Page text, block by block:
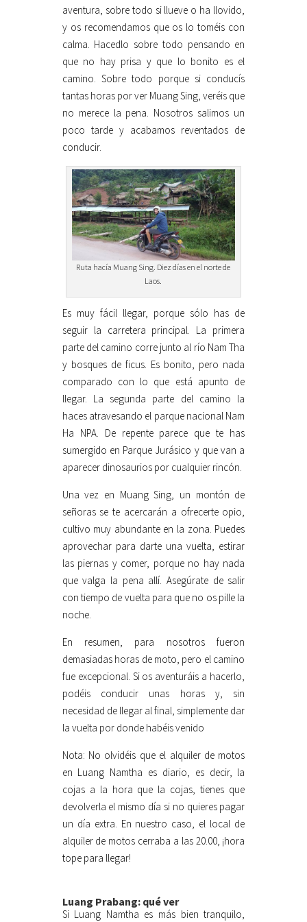
aventura, sobre todo si llueve o ha llovido,
y os recomendamos que os lo toméis con
calma. Hacedlo sobre todo pensando en
que no hay prisa y que lo bonito es el
camino. Sobre todo porque si conducís
tantas horas por ver Muang Sing, veréis que
no merece la pena. Nosotros salimos un
poco tarde y acabamos reventados de
conducir.
Ruta hacía Muang Sing. Diez días en el norte de
Laos.
Es muy fácil llegar, porque sólo has de
seguir la carretera principal. La primera
parte del camino corre junto al río Nam Tha
y bosques de ficus. Es bonito, pero nada
comparado con lo que está apunto de
llegar. La segunda parte del camino la
haces atravesando el parque nacional Nam
Ha NPA. De repente parece que te has
sumergido en Parque Jurásico y que van a
aparecer dinosaurios por cualquier rincón.
Una vez en Muang Sing, un montón de
señoras se te acercarán a ofrecerte opio,
cultivo muy abundante en la zona. Puedes
aprovechar para darte una vuelta, estirar
las piernas y comer, porque no hay nada
que valga la pena allí. Asegúrate de salir
con tiempo de vuelta para que no os pille la
noche.
En resumen, para nosotros fueron
demasiadas horas de moto, pero el camino
fue excepcional. Si os aventuráis a hacerlo,
podéis conducir unas horas y, sin
necesidad de llegar al final, simplemente dar
la vuelta por donde habéis venido
Nota: No olvidéis que el alquiler de motos
en Luang Namtha es diario, es decir, la
cojas a la hora que la cojas, tienes que
devolverla el mismo día si no quieres pagar
un día extra. En nuestro caso, el local de
alquiler de motos cerraba a las 20.00, ¡hora
tope para llegar!
Luang Prabang: qué ver
Si Luang Namtha es más bien tranquilo,